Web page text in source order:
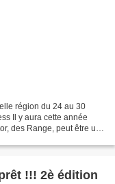
région du 24 au 30
Il y aura cette année
des Range, peut être un
!!! 2è édition